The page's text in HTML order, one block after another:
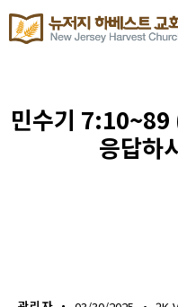
민수기 7:10~89
응답하